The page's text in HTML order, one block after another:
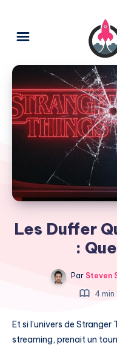
Les Duffer
:
Par Steven
4
Et si l’univers de
streaming, prenait un